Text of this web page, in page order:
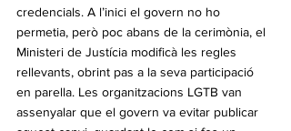
credencials. A l’inici el govern no ho
permetia, però poc abans de la cerimònia, el
Ministeri de Justícia modificà les regles
rellevants, obrint pas a la seva participació
en parella. Les organitzacions LGTB van
assenyalar que el govern va evitar publicar